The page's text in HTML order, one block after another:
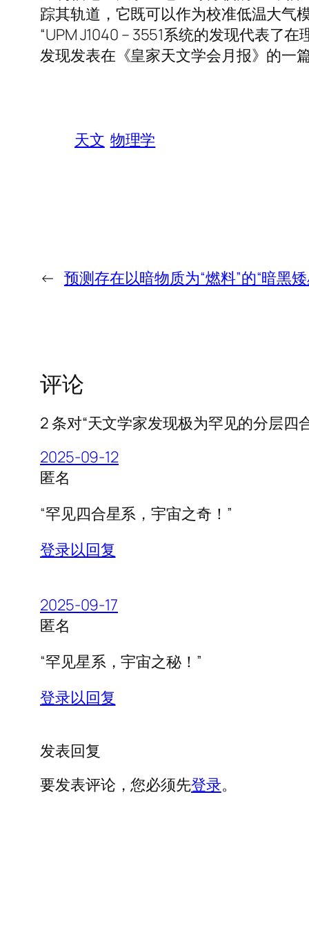
踪其轨道，它既可以作为校准低温大气
“UPM J1040 – 3551系统的发现代表了
发现发表在《皇家天文学会月报》的一篇
天文 物理学
← 预测存在以暗物质为“燃料”的“暗黑矮
评论
2 条对“天文学家发现极为罕见的分层四
2025-09-12
匿名
“罕见四合星系，宇宙之奇！”
登录以回复
2025-09-17
匿名
“罕见星系，宇宙之秘！”
登录以回复
发表回复
要发表评论，您必须先登录。